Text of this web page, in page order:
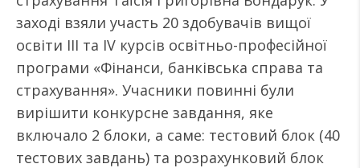
заході взяли участь 20 здобувачів вищої
освіти ІІІ та ІV курсів освітньо-професійної
програми «Фінанси, банківська справа та
страхування». Учасники повинні були
вирішити конкурсне завдання, яке
включало 2 блоки, а саме: тестовий блок (40
тестових завдань) та розрахунковий блок